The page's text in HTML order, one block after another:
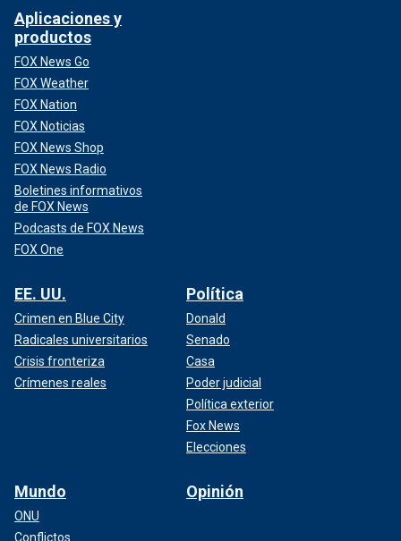
Aplicaciones y
productos
FOX News Go
FOX Weather
FOX Nation
FOX Noticias
FOX News Shop
FOX News Radio
Boletines informativos
de FOX News
Podcasts de FOX News
FOX One
EE. UU.
Crimen en Blue City
Radicales universitarios
Crisis fronteriza
Crímenes reales
Política
Donald
Senado
Casa
Poder judicial
Política exterior
Fox News
Elecciones
Mundo
ONU
Conflictos
Opinión